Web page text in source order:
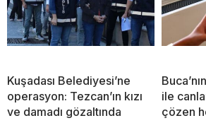
Kuşadası Belediyesi’ne
operasyon: Tezcan’ın kızı
ve damadı gözaltında
ile
çözen